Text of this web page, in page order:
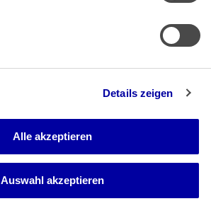
Details zeigen
Alle akzeptieren
Auswahl akzeptieren